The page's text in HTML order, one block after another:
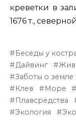
креветки в
1676 т.,
Беседы у
Дайвинг
Заботы о
Клев
Море
Плавсредства
Экология